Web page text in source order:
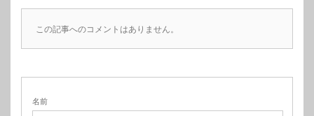
この記事へのコメントはありません。
名前